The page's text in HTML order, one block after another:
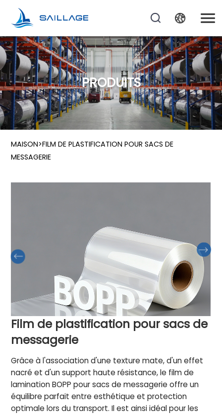
PRODUITS
MAISON>FILM DE PLASTIFICATION POUR SACS DE
MESSAGERIE
Film de plastification pour sacs de
messagerie
Grâce à l'association d'une texture mate, d'un effet
nacré et d'un support haute résistance, le film de
lamination BOPP pour sacs de messagerie offre un
équilibre parfait entre esthétique et protection
optimale lors du transport. Il est ainsi idéal pour les